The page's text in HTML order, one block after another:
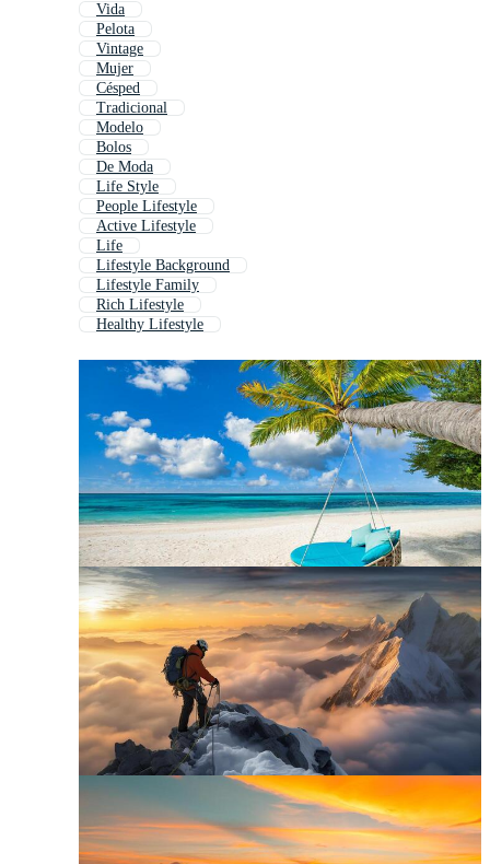
Vida
Pelota
Vintage
Mujer
Césped
Tradicional
Modelo
Bolos
De Moda
Life Style
People Lifestyle
Active Lifestyle
Life
Lifestyle Background
Lifestyle Family
Rich Lifestyle
Healthy Lifestyle